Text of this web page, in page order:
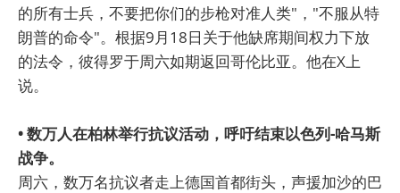
的所有士兵，不要把你们的步枪对准人类"，"不服从特
朗普的命令"。根据9月18日关于他缺席期间权力下放
的法令，彼得罗于周六如期返回哥伦比亚。他在X上
说。
• 数万人在柏林举行抗议活动，呼吁结束以色列-哈马斯
战争。
周六，数万名抗议者走上德国首都街头，声援加沙的巴